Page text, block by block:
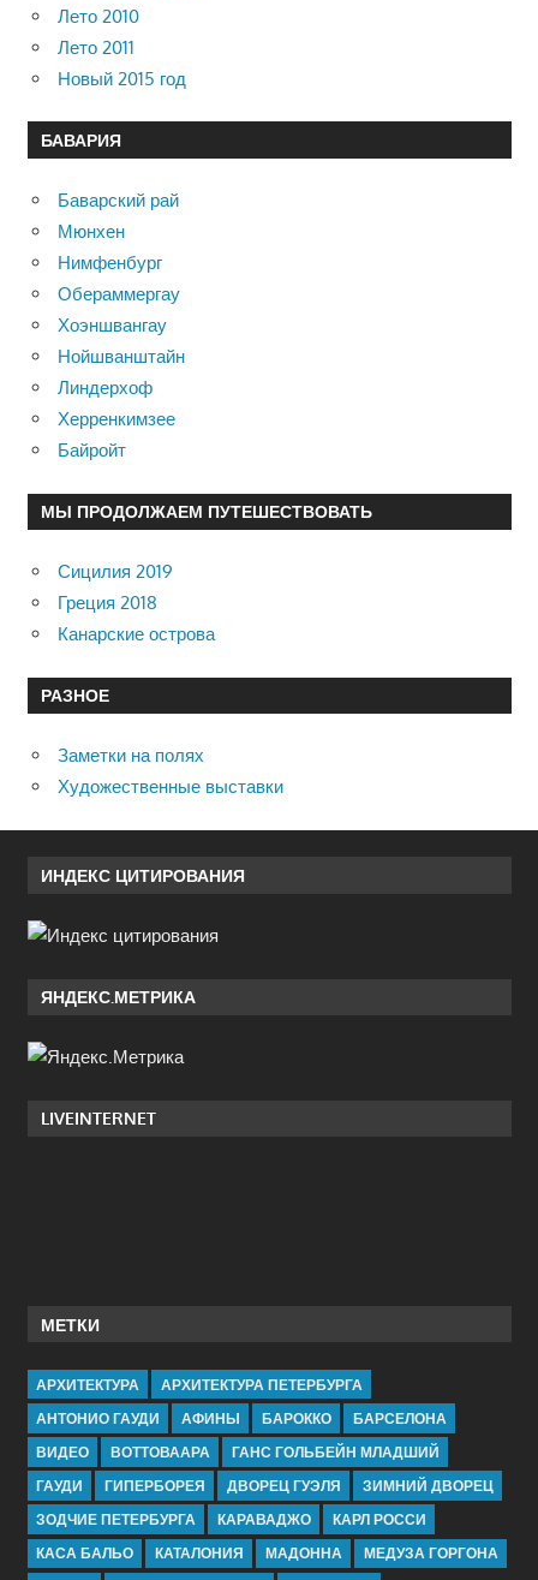
Лето 2010
Лето 2011
Новый 2015 год
БАВАРИЯ
Баварский рай
Мюнхен
Нимфенбург
Обераммергау
Хоэншвангау
Нойшванштайн
Линдерхоф
Херренкимзее
Байройт
МЫ ПРОДОЛЖАЕМ ПУТЕШЕСТВОВАТЬ
Сицилия 2019
Греция 2018
Канарские острова
РАЗНОЕ
Заметки на полях
Художественные выставки
ИНДЕКС ЦИТИРОВАНИЯ
ЯНДЕКС.МЕТРИКА
LIVEINTERNET
МЕТКИ
АРХИТЕКТУРА
АРХИТЕКТУРА ПЕТЕРБУРГА
АНТОНИО ГАУДИ
АФИНЫ БАРОККО
БАРСЕЛОНА
ВИДЕО
ВОТТОВААРА
ГАНС ГОЛЬБЕЙН МЛАДШИЙ
ГАУДИ
ГИПЕРБОРЕЯ ДВОРЕЦ ГУЭЛЯ
ЗИМНИЙ ДВОРЕЦ
ЗОДЧИЕ ПЕТЕРБУРГА
КАРАВАДЖО
КАРЛ РОССИ
КАСА БАЛЬО
КАТАЛОНИЯ МАДОННА
МЕДУЗА ГОРГОНА